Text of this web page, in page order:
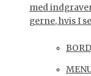
med
gerne, hvis I